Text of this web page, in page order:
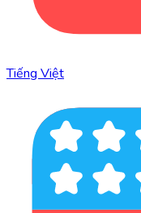
Tiếng Việt